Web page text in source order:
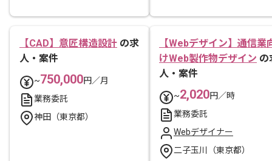
【CAD】意匠構造設計 の求
人・案件
~750,000円／月
業務委託
神田（東京都）
【Webデザイン】通信業
けWeb製作物デザイン の
人・案件
~2,020円／時
業務委託
Webデザイナー
二子玉川（東京都）